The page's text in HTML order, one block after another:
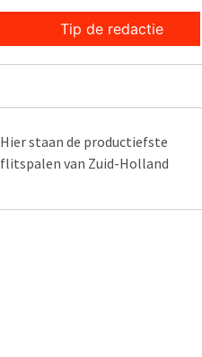
Tip de redactie
Hier staan de productiefste
flitspalen van Zuid-Holland